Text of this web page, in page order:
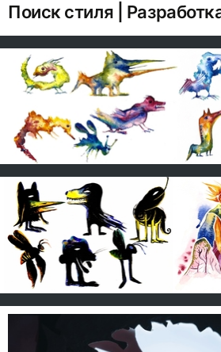
Поиск стиля |